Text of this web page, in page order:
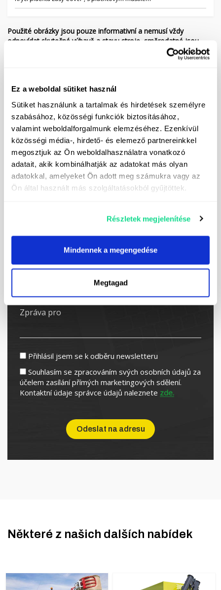
Ez a weboldal sütiket használ
Sütiket használunk a tartalmak és hirdetések személyre
szabásához, közösségi funkciók biztosításához,
valamint weboldalforgalmunk elemzéséhez. Ezenkívül
közösségi média-, hirdető- és elemező partnereinkkel
megosztjuk az Ön weboldalhasználatra vonatkozó
adatait, akik kombinálhatják az adatokat más olyan
adatokkal, amelyeket Ön adott meg számukra vagy az
Ön által használt más szolgáltatásokból gyűjtöttek.
Részletek megjelenítése
Mindennek a megengedése
Megtagad
Použité obrázky jsou pouze informativní a nemusí vždy
odpovídat skutečné výbavě a stavu stroje, směrodatné jsou
informace v textovém popisu. Popis stroje není vyčerpávající.
Vyhrazujeme si právo na jakékoli typografické chyby, chyby a
Vyžádejte si naši speciální nabídku!
Přihlásil jsem se k odběru newsletteru
Souhlasím se zpracováním svých osobních údajů za
účelem zasílání přímých marketingových sdělení.
Kontaktní údaje správce údajů naleznete zde.
Některé z našich dalších nabídek